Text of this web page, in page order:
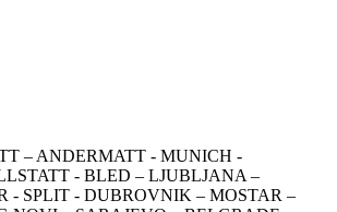
– ANDERMATT ‐ MUNICH ‐
‐ BLED – LJUBLJANA –
‐ SPLIT ‐ DUBROVNIK – MOSTAR –